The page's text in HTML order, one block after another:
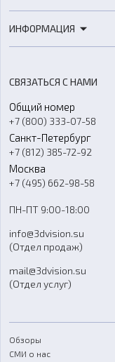
Расходные материалы
Оборудование и
Аксессуары и прочее
Программное
3D-моделирование
Ремонт и услуги
ИНФОРМАЦИЯ
О компании
Контакты
Гос. закупки
Стать дилером
Блог
FAQ
СВЯЗАТЬСЯ С НАМИ
Общий номер
+7 (800) 333-07-58
Санкт-Петербург
+7 (812) 385-72-92
Москва
+7 (495) 662-98-58
ПН-ПТ 9:00-18:00
info@3dvision.su
(Отдел продаж)
mail@3dvision.su
(Отдел услуг)
Обзоры
СМИ о нас